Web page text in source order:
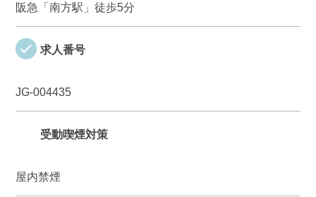
阪急「南方駅」徒歩5分
求人番号
JG-004435
受動喫煙対策
屋内禁煙